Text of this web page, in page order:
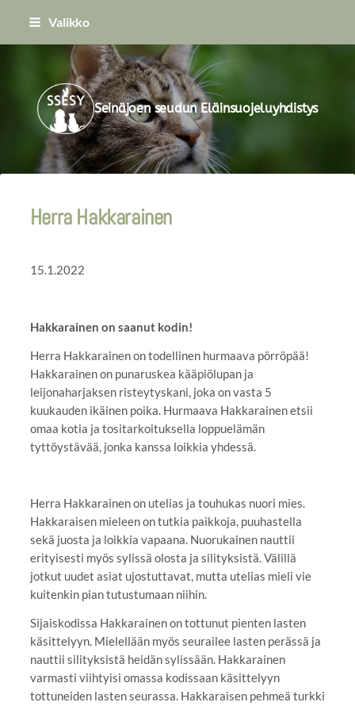
Siirry
Valikko
Seinäjoen seudun Eläinsuojeluyhdistys
Herra Hakkarainen
15.1.2022
Hakkarainen on saanut kodin!
Herra Hakkarainen on todellinen hurmaava pörröpää!
Hakkarainen on punaruskea kääpiölupan ja
leijonaharjaksen risteytyskani, joka on vasta 5
kuukauden ikäinen poika. Hurmaava Hakkarainen etsii
omaa kotia ja tositarkoituksella loppuelämän
tyttöystävää, jonka kanssa loikkia yhdessä.
Herra Hakkarainen on utelias ja touhukas nuori mies.
Hakkaraisen mieleen on tutkia paikkoja, puuhastella
sekä juosta ja loikkia vapaana. Nuorukainen nauttii
erityisesti myös sylissä olosta ja silityksistä. Välillä
jotkut uudet asiat ujostuttavat, mutta utelias mieli vie
kuitenkin pian tutustumaan niihin.
Sijaiskodissa Hakkarainen on tottunut pienten lasten
käsittelyyn. Mielellään myös seurailee lasten perässä ja
nauttii silityksistä heidän sylissään. Hakkarainen
varmasti viihtyisi omassa kodissaan käsittelyyn
tottuneiden lasten seurassa. Hakkaraisen pehmeä turkki